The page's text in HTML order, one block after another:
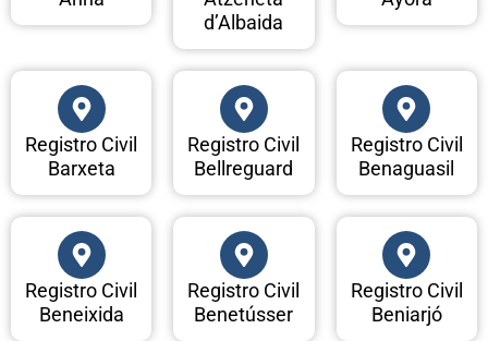
d’Albaida
Registro Civil
Barxeta
Registro Civil
Bellreguard
Registro Civil
Benaguasil
Registro Civil
Beneixida
Registro Civil
Benetússer
Registro Civil
Beniarjó